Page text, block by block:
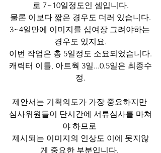
로 7~10일정도인 셈입니다.
물론 이보다 짧은 경우도 더러 있습니다.
3~4일만에 이미지를 십여장 그려야하는
경우도 있지요.
이번 작업은 총 5일정도 소요되었습니다.
캐릭터 이틀, 아트웍 3일...0.5일은 최종수
정.
제안서는 기획의도가 가장 중요하지만
심사위원들이 단시간에 서류심사를 마쳐
야 하므로
제시되는 이미지의 인상도 이에 못지않
게 중요한 부분입니다.